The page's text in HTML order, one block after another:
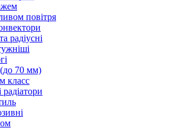
повітря
радіусні
70 мм)
класс